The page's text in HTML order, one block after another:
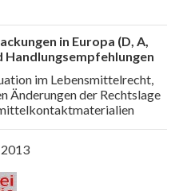
in Europa (D, A,
Handlungsempfehlungen
im Lebensmittelrecht,
Änderungen der Rechtslage